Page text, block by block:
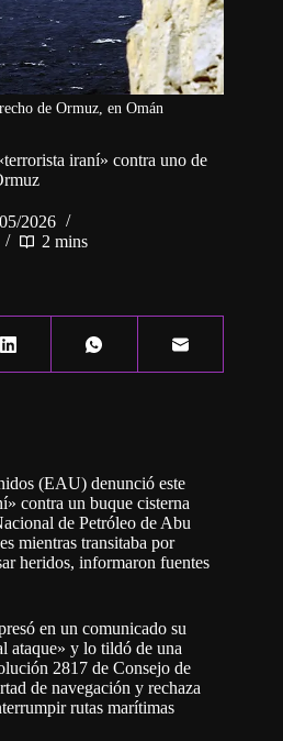
de Ormuz, en Omán
iraní» contra uno de
2026
2 mins
(EAU) denunció este
contra un buque cisterna
de Petróleo de Abu
mientras transitaba por
heridos, informaron fuentes
en un comunicado su
ataque» y lo tildó de una
2817 de Consejo de
de navegación y rechaza
rutas marítimas